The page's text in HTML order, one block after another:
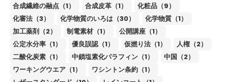
合成繊維の融点（1）
合成皮革（1）
化粧品（9）
化審法（3）
化学物質のいろは（30）
化学物質（1）
加工薬剤（2）
制電素材（1）
公開講座（1）
公定水分率（1）
優良誤認（1） 仮撚り法（1）
人権（2）
二酸化炭素（1）
中鎖塩素化パラフィン（1）
中国（2）
ワーキングウエア（1）
ワシントン条約（1）